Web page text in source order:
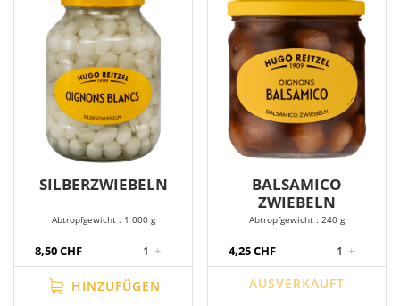
SILBERZWIEBELN
Abtropfgewicht : 1 000 g
8,50 CHF - 1 +
HINZUFÜGEN
BALSAMICO
ZWIEBELN
Abtropfgewicht : 240 g
4,25 CHF - 1 +
AUSVERKAUFT